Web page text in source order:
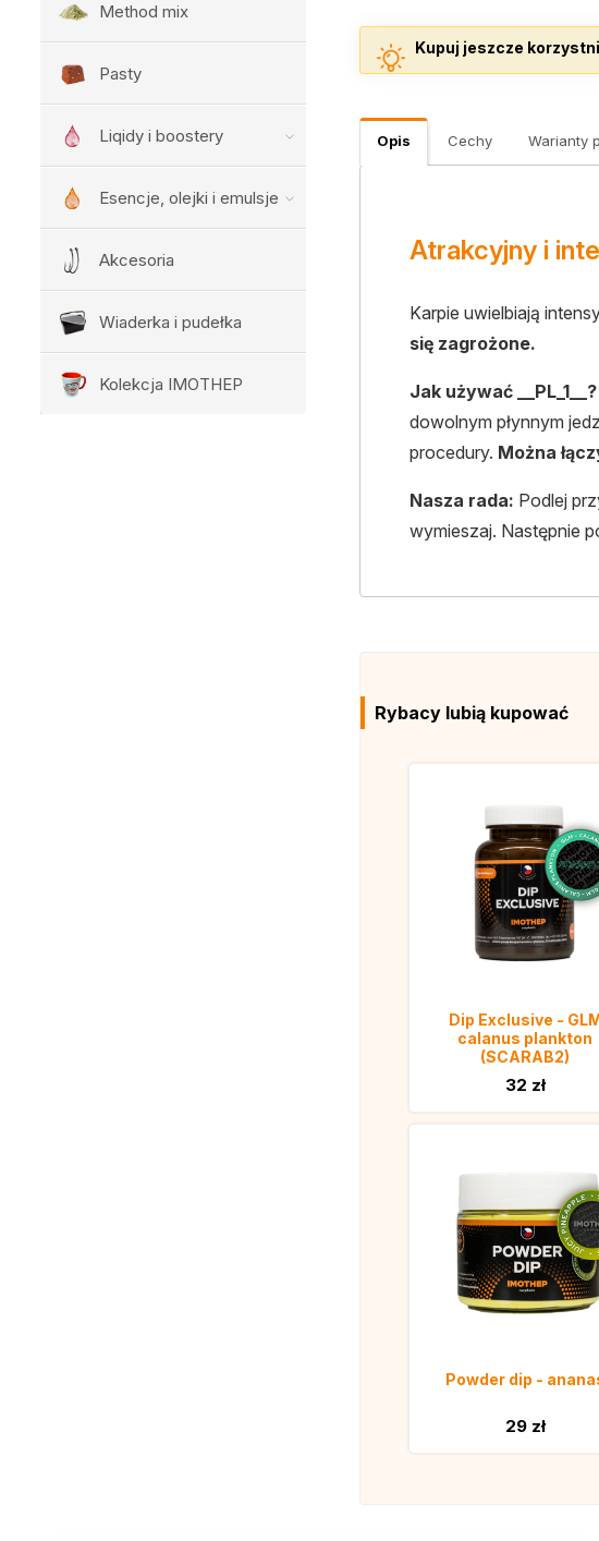
Method mix
Pasty
Liqidy i boostery
Esencje, olejki i emulsje
Akcesoria
Wiaderka i pudełka
Kolekcja IMOTHEP
Kupuj jeszcze
Opis Cechy Warianty
Atrakcyjny i
Karpie uwielbiają
się zagrożone.
Jak używać __PL_1__?
dowolnym płynnym
procedury. Można
Nasza rada: Podlej
wymieszaj. Następnie
Rybacy lubią kupować
Dip Exclusive -
calanus plankton
(SCARAB2)
32 zł
Powder dip -
29 zł